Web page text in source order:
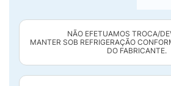
NÃO EFETUAMOS TROCA/
MANTER SOB REFRIGERAÇÃO
DO FABRICANTE.